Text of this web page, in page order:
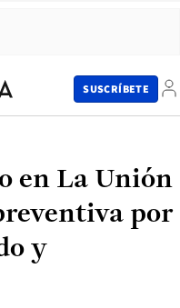
SUSCRÍBETE
en La Unión
por
y